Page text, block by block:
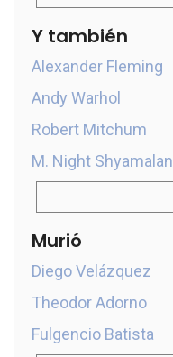
Y también
Alexander Fleming
Andy Warhol
Robert Mitchum
M. Night Shyamalan
Murió
Diego Velázquez
Theodor Adorno
Fulgencio Batista